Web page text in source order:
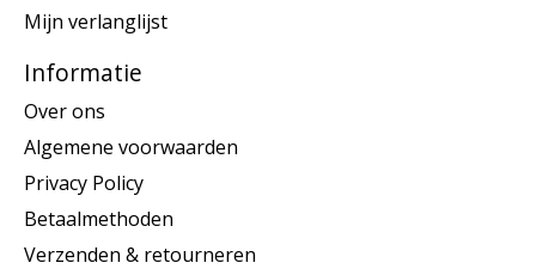
Mijn verlanglijst
Informatie
Over ons
Algemene voorwaarden
Privacy Policy
Betaalmethoden
Verzenden & retourneren